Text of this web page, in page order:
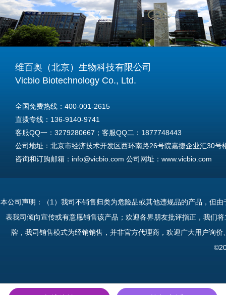
维百奥（北京）生物科技有限公司
Vicbio Biotechnology Co., Ltd.
全国免费热线：400-001-2615
直拨专线：136-9140-9741
客服QQ一：3279280667；客服QQ二：1877748443
公司地址：北京市经济技术开发区西环南路26号院嘉捷企业汇30号
咨询和订购邮箱：info@vicbio.com 公司网址：www.vicbio.com
Tel: +86-13691409741
Address: Room 603, Floor 6, Building 30A, No.26, Xihuannan
本公司声明：（1）我司不销售归类为危险品或其他违规品的产品，但
表我司倾向宣传或有意愿销售该产品；欢迎各界朋友批评指正，我们
牌，我司销售模式为经销销售，并非官方代理商，欢迎广大用户询